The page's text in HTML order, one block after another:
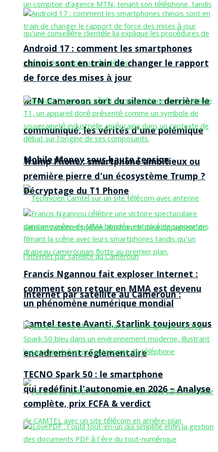
MTN Cameroon sort du silence : derrière le
communiqué, les vérités d’une polémique
Mobile Money sous haute tension
Internet par satellite au Cameroun :
Camtel teste Avanti, Starlink toujours sous
encadrement réglementaire
Android 17 : comment les smartphones
chinois sont en train de changer le rapport
de force des mises à jour
Trump Phone : smartphone ambitieux ou
première pierre d’un écosystème Trump ?
Décryptage du T1 Phone
Francis Ngannou fait exploser Internet :
comment son retour en MMA est devenu
un phénomène numérique mondial
TECNO Spark 50 : le smartphone
qui redéfinit l’autonomie en 2026 – Analyse
complète, prix FCFA & verdict